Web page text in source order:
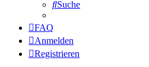
Suche
FAQ
Anmelden
Registrieren